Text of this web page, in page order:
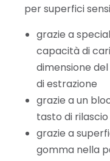
persuperfici
grazie a
capacità di
dimensione del
di estrazione
grazie a un
tasto di rilascio
grazie a
gomma nella